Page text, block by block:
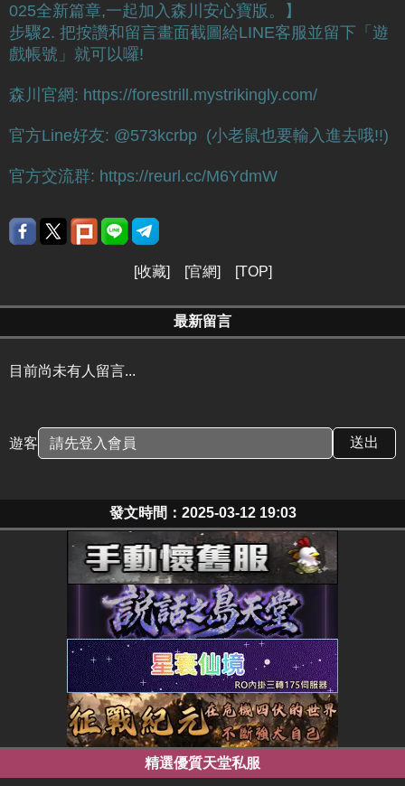
025全新篇章,一起加入森川安心寶版。】
步驟2. 把按讚和留言畫面截圖給LINE客服並留下「遊
戲帳號」就可以囉!
森川官網: https://forestrill.mystrikingly.com/
官方Line好友: @573kcrbp (小老鼠也要輸入進去哦!!)
官方交流群: https://reurl.cc/M6YdmW
[收藏] [官網] [TOP]
最新留言
目前尚未有人留言...
遊客
發文時間：2025-03-12 19:03
精選優質天堂私服